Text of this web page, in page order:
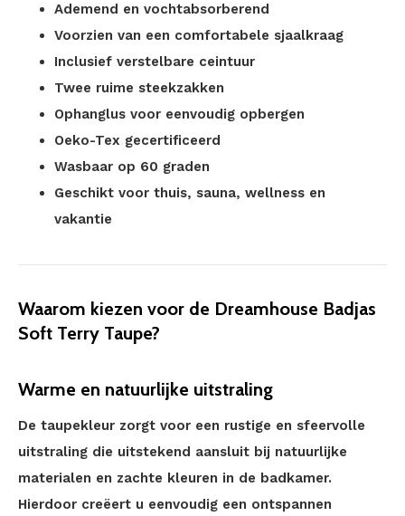
Ademend en vochtabsorberend
Voorzien van een comfortabele sjaalkraag
Inclusief verstelbare ceintuur
Twee ruime steekzakken
Ophanglus voor eenvoudig opbergen
Oeko-Tex gecertificeerd
Wasbaar op 60 graden
Geschikt voor thuis, sauna, wellness en
vakantie
Waarom kiezen voor de Dreamhouse Badjas
Soft Terry Taupe?
Warme en natuurlijke uitstraling
De taupekleur zorgt voor een rustige en sfeervolle
uitstraling die uitstekend aansluit bij natuurlijke
materialen en zachte kleuren in de badkamer.
Hierdoor creëert u eenvoudig een ontspannen